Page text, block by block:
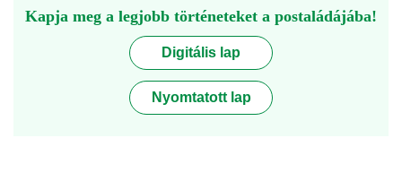
Kapja meg a legjobb történeteket a postaládájába!
Digitális lap
Nyomtatott lap